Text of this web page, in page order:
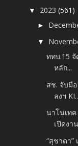
▼ 2023(561)
►
▼
ททบ.15
หลัก...
สช. จับมื
ลงฯ
นาโนเท
เปิดงา
“สุชาดา”